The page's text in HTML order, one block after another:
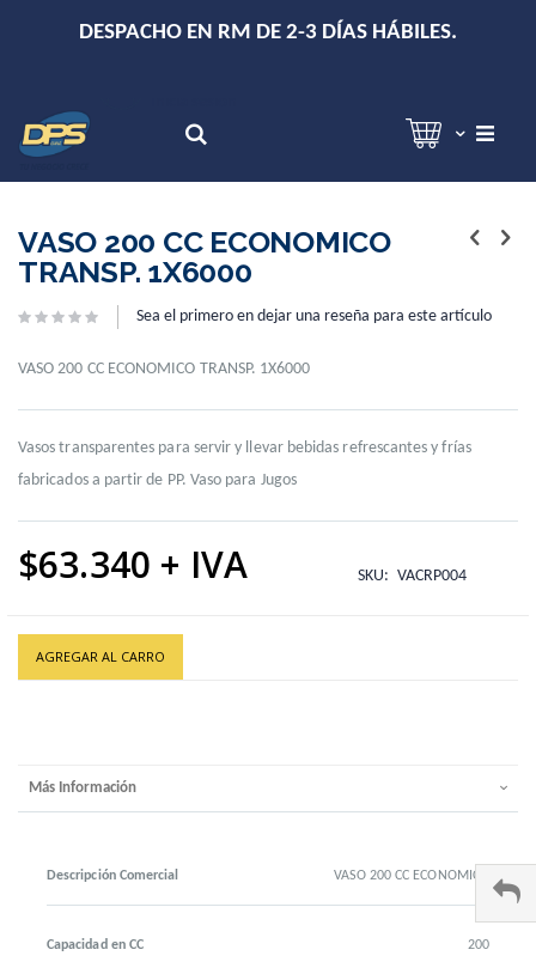
DESPACHO EN RM DE 2-3 DÍAS HÁBILES.
to
the
the
gallery
to
the
beginning
the
gallery
VASO 200 CC ECONOMICO
TRANSP. 1X6000
Sea el primero en dejar una reseña para este artículo
VASO 200 CC ECONOMICO TRANSP. 1X6000
Vasos transparentes para servir y llevar bebidas refrescantes y frías
fabricados a partir de PP. Vaso para Jugos
$63.340 SKU VACRP004
AGREGAR AL CARRO
Más Información
Descripción Comercial VASO 200 CC ECONOMICO
Capacidad en CC 200